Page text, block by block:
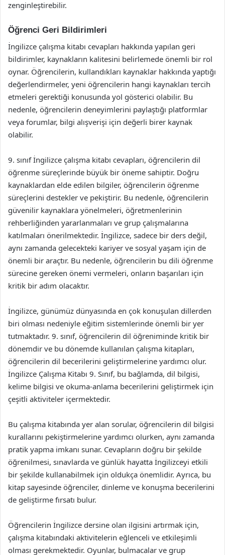
zenginleştirebilir.
Öğrenci Geri Bildirimleri
İngilizce çalışma kitabı cevapları hakkında yapılan geri
bildirimler, kaynakların kalitesini belirlemede önemli bir rol
oynar. Öğrencilerin, kullandıkları kaynaklar hakkında yaptığı
değerlendirmeler, yeni öğrencilerin hangi kaynakları tercih
etmeleri gerektiği konusunda yol gösterici olabilir. Bu
nedenle, öğrencilerin deneyimlerini paylaştığı platformlar
veya forumlar, bilgi alışverişi için değerli birer kaynak
olabilir.
9. sınıf İngilizce çalışma kitabı cevapları, öğrencilerin dil
öğrenme süreçlerinde büyük bir öneme sahiptir. Doğru
kaynaklardan elde edilen bilgiler, öğrencilerin öğrenme
süreçlerini destekler ve pekiştirir. Bu nedenle, öğrencilerin
güvenilir kaynaklara yönelmeleri, öğretmenlerinin
rehberliğinden yararlanmaları ve grup çalışmalarına
katılmaları önerilmektedir. İngilizce, sadece bir ders değil,
aynı zamanda gelecekteki kariyer ve sosyal yaşam için de
önemli bir araçtır. Bu nedenle, öğrencilerin bu dili öğrenme
sürecine gereken önemi vermeleri, onların başarıları için
kritik bir adım olacaktır.
İngilizce, günümüz dünyasında en çok konuşulan dillerden
biri olması nedeniyle eğitim sistemlerinde önemli bir yer
tutmaktadır. 9. sınıf, öğrencilerin dil öğreniminde kritik bir
dönemdir ve bu dönemde kullanılan çalışma kitapları,
öğrencilerin dil becerilerini geliştirmelerine yardımcı olur.
İngilizce Çalışma Kitabı 9. Sınıf, bu bağlamda, dil bilgisi,
kelime bilgisi ve okuma-anlama becerilerini geliştirmek için
çeşitli aktiviteler içermektedir.
Bu çalışma kitabında yer alan sorular, öğrencilerin dil bilgisi
kurallarını pekiştirmelerine yardımcı olurken, aynı zamanda
pratik yapma imkanı sunar. Cevapların doğru bir şekilde
öğrenilmesi, sınavlarda ve günlük hayatta İngilizceyi etkili
bir şekilde kullanabilmek için oldukça önemlidir. Ayrıca, bu
kitap sayesinde öğrenciler, dinleme ve konuşma becerilerini
de geliştirme fırsatı bulur.
Öğrencilerin İngilizce dersine olan ilgisini artırmak için,
çalışma kitabındaki aktivitelerin eğlenceli ve etkileşimli
olması gerekmektedir. Oyunlar, bulmacalar ve grup